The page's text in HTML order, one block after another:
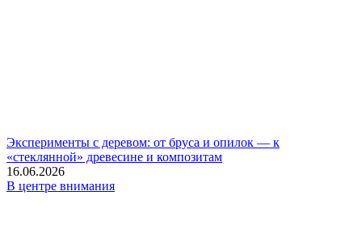
Эксперименты с деревом: от бруса и опилок — к
«стеклянной» древесине и композитам
16.06.2026
В центре внимания